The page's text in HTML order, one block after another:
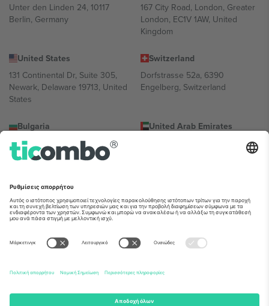
Unter den Linden 24, 10117
Berlin, Germany
167 City Road, London, Greater
London, EC1V 1AW, United
Kingdom
United States
131 Continental Dr, Suite 305,
Newark, Delaware 19713, United
States
Switzerland
Dorfstrasse 52a, 6390
Engelberg, Switzerland
Bulgaria
Regus Sofia City West, bul
Totleben 53-55, 1606 Sofia,
United Arab Emirates
UAE Dubai Silicon Oasis, DDP
Building A1, Office 302, Dubai,
Mexico
Av Chapultepec 360, Roma
Norte, Cuauhtémoc, 06700
Ciudad de México, CDMX,
Mexico
Η νομική οντότητα του παρόχου πλατφόρμας ενδέχεται να
τομέα. Για λεπτομέρειες ανατρέξτε στη σελίδα της συγκεκριμένης